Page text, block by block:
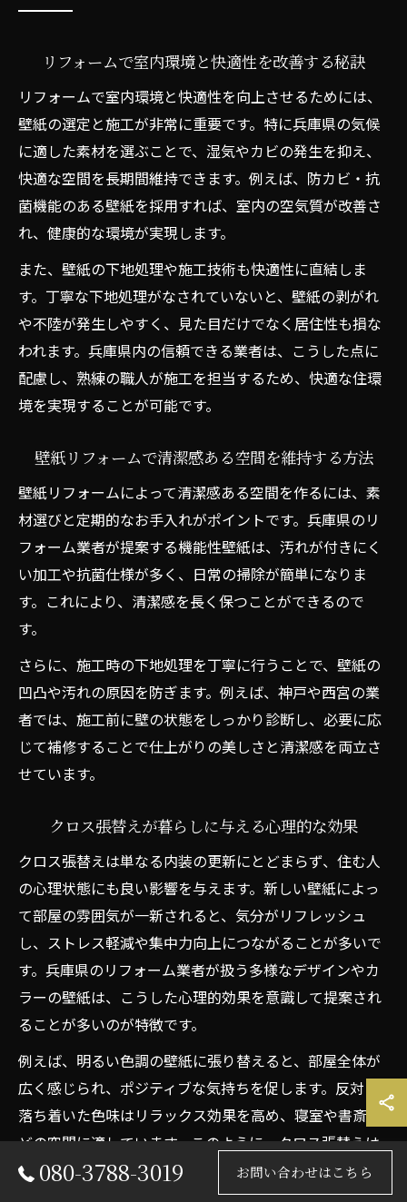
リフォームで室内環境と快適性を改善する秘訣
リフォームで室内環境と快適性を向上させるためには、
壁紙の選定と施工が非常に重要です。特に兵庫県の気候
に適した素材を選ぶことで、湿気やカビの発生を抑え、
快適な空間を長期間維持できます。例えば、防カビ・抗
菌機能のある壁紙を採用すれば、室内の空気質が改善さ
れ、健康的な環境が実現します。
また、壁紙の下地処理や施工技術も快適性に直結しま
す。丁寧な下地処理がなされていないと、壁紙の剥がれ
や不陸が発生しやすく、見た目だけでなく居住性も損な
われます。兵庫県内の信頼できる業者は、こうした点に
配慮し、熟練の職人が施工を担当するため、快適な住環
境を実現することが可能です。
壁紙リフォームで清潔感ある空間を維持する方法
壁紙リフォームによって清潔感ある空間を作るには、素
材選びと定期的なお手入れがポイントです。兵庫県のリ
フォーム業者が提案する機能性壁紙は、汚れが付きにく
い加工や抗菌仕様が多く、日常の掃除が簡単になりま
す。これにより、清潔感を長く保つことができるので
す。
さらに、施工時の下地処理を丁寧に行うことで、壁紙の
凹凸や汚れの原因を防ぎます。例えば、神戸や西宮の業
者では、施工前に壁の状態をしっかり診断し、必要に応
じて補修することで仕上がりの美しさと清潔感を両立さ
せています。
クロス張替えが暮らしに与える心理的な効果
クロス張替えは単なる内装の更新にとどまらず、住む人
の心理状態にも良い影響を与えます。新しい壁紙によっ
て部屋の雰囲気が一新されると、気分がリフレッシュ
し、ストレス軽減や集中力向上につながることが多いで
す。兵庫県のリフォーム業者が扱う多様なデザインやカ
ラーの壁紙は、こうした心理的効果を意識して提案され
ることが多いのが特徴です。
例えば、明るい色調の壁紙に張り替えると、部屋全体が
広く感じられ、ポジティブな気持ちを促します。反対に
落ち着いた色味はリラックス効果を高め、寝室や書斎な
どの空間に適しています。このように、クロス張替えは
暮らしの質を向上させる重要なリフォームの一環です。
080-3788-3019 お問い合わせはこちら